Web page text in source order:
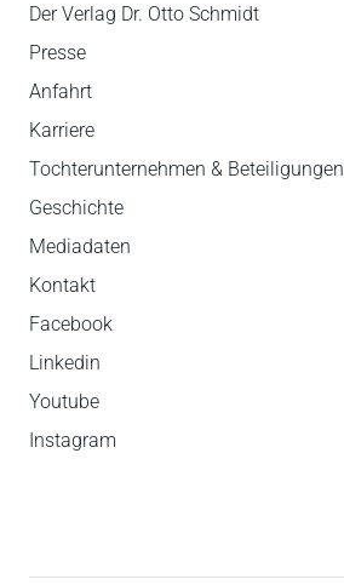
Der Verlag Dr. Otto Schmidt
Presse
Anfahrt
Karriere
Tochterunternehmen & Beteiligungen
Geschichte
Mediadaten
Kontakt
Facebook
Linkedin
Youtube
Instagram